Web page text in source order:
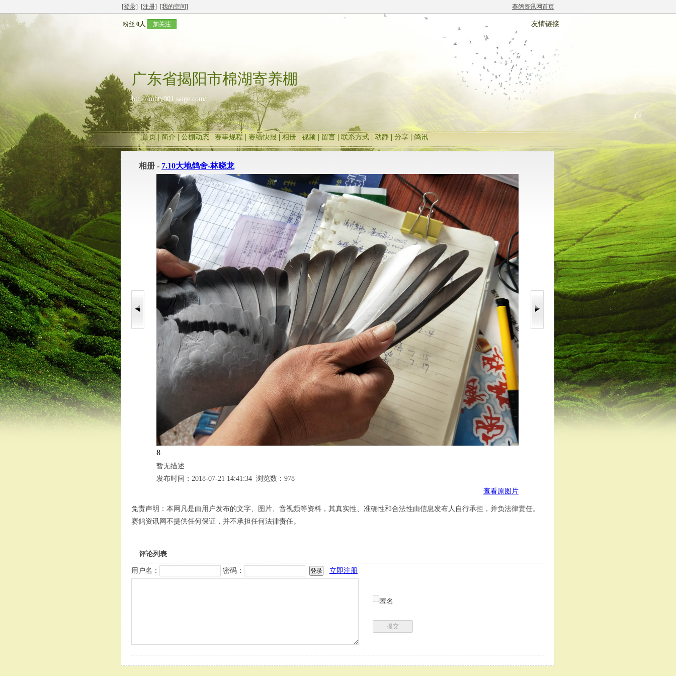
[登录] [注册] [我的空间] 赛鸽资讯网首页
粉丝 0人 加关注 友情链接
广东省揭阳市棉湖寄养棚
http://mhty001.saige.com/
首页 | 简介 公棚动态 赛事规程 赛绩快报 相册 视频 留言 联系方式 动静 分享 鸽讯
相册 - 7.10大地鸽舍-林晓龙
8
暂无描述
发布时间：2018-07-21 14:41:34 浏览数：978
查看原图片
免责声明：本网凡是由用户发布的文字、图片、音视频等资料，其真实性、准确性和合法性由信息发布人自行承担，并负法律责任。
赛鸽资讯网不提供任何保证，并不承担任何法律责任。
评论列表
用户名： 密码： 立即注册
匿名